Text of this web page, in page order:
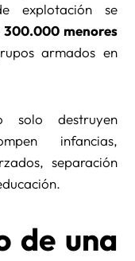
explotación se
300.000 menores
armados en
solo destruyen
infancias,
separación
de una